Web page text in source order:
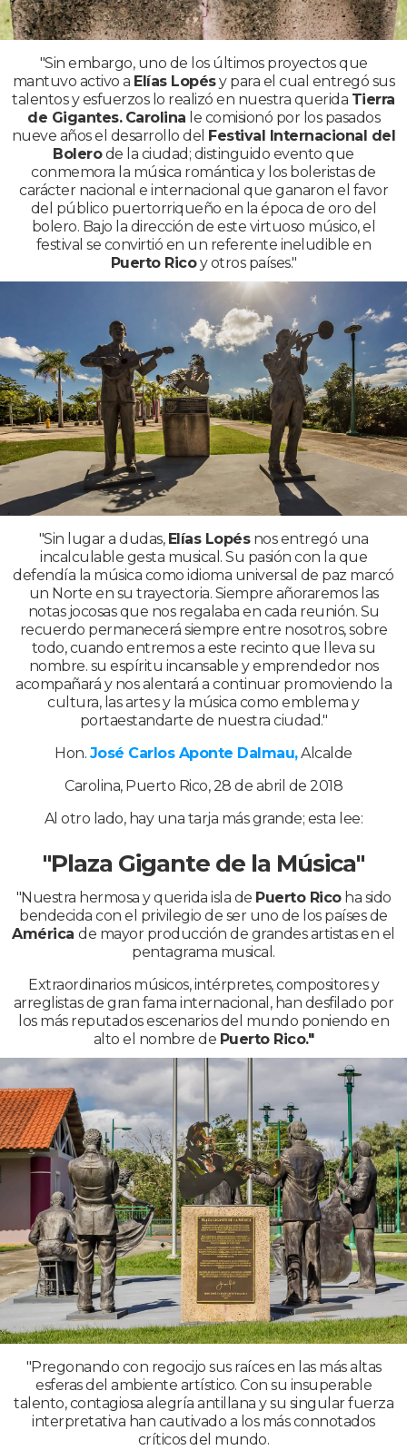
"Sin embargo, uno de los últimos proyectos que
mantuvo activo a Elías Lopésy para el cual entregó sus
talentos y esfuerzos lo realizó en nuestra querida Tierra
de Gigantes. Carolina le comisionó por los pasados
nueve años el desarrollo del Festival Internacional del
Bolerode la ciudad; distinguido evento que
conmemora la música romántica y los boleristas de
carácter nacional e internacional que ganaron el favor
del público puertorriqueño en la época de oro del
bolero. Bajo la dirección de este virtuoso músico, el
festival se convirtió en un referente ineludible en
Puerto Ricoy otros países."
"Sin lugar a dudas, Elías Lopésnos entregó una
incalculable gesta musical. Su pasión con la que
defendía la música como idioma universal de paz marcó
un Norte en su trayectoria. Siempre añoraremos las
notas jocosas que nos regalaba en cada reunión. Su
recuerdo permanecerá siempre entre nosotros, sobre
todo, cuando entremos a este recinto que lleva su
nombre. su espíritu incansable y emprendedor nos
acompañará y nos alentará a continuar promoviendo la
cultura, las artes y la música como emblema y
portaestandarte de nuestra ciudad."
Hon. José Carlos Aponte Dalmau,Alcalde
Carolina, Puerto Rico, 28 de abril de 2018
Al otro lado, hay una tarja más grande; esta lee:
"Plaza Gigante de la Música"
"Nuestra hermosa y querida isla de Puerto Ricoha sido
bendecida con el privilegio de ser uno de los países de
Américade mayor producción de grandes artistas en el
pentagrama musical.
Extraordinarios músicos, intérpretes, compositores y
arreglistas de gran fama internacional, han desfilado por
los más reputados escenarios del mundo poniendo en
alto el nombre de Puerto Rico."
"Pregonando con regocijo sus raíces en las más altas
esferas del ambiente artístico. Con su insuperable
talento, contagiosa alegría antillana y su singular fuerza
interpretativa han cautivado a los más connotados
críticos del mundo.